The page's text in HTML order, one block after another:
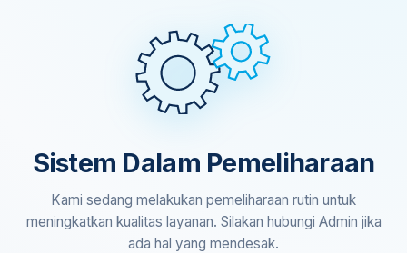
Sistem Dalam Pemeliharaan
Kami sedang melakukan pemeliharaan rutin untuk
meningkatkan kualitas layanan. Silakan hubungi Admin jika
ada hal yang mendesak.